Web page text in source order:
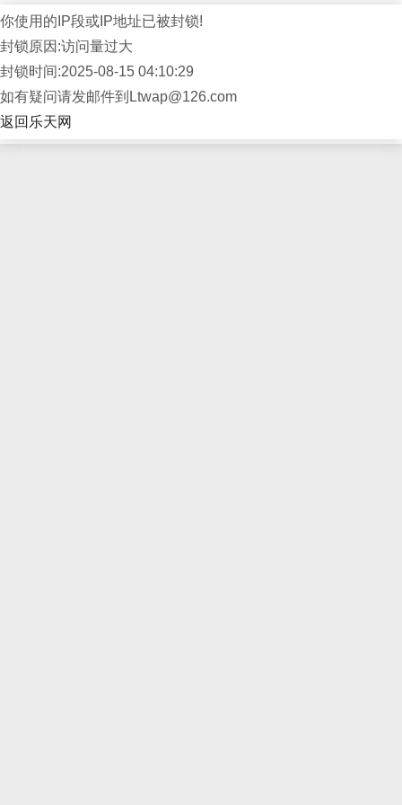
你使用的IP段或IP地址已被封锁!
封锁原因:访问量过大
封锁时间:2025-08-15 04:10:29
如有疑问请发邮件到Ltwap@126.com
返回乐天网